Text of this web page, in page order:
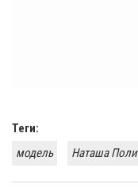
Теги:
модель
Наташа Поли